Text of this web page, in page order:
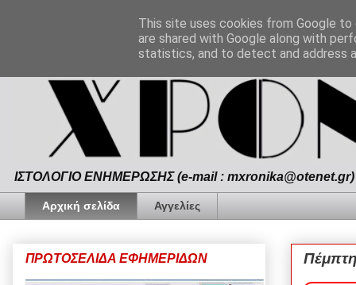
ΙΣΤΟΛΟΓΙΟ ΕΝΗΜΕΡΩΣΗΣ (e-mail :
Αρχική σελίδα Αγγελίες
ΠΡΩΤΟΣΕΛΙΔΑ ΕΦΗΜΕΡΙΔΩΝ
This site uses cookies from Google
are shared with Google along with
statistics, and to detect and address